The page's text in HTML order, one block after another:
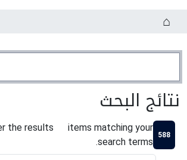
نتائج البحث
588
items matching your
search terms.
the results